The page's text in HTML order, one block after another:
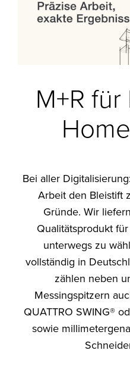
M+R
Bei aller
Arbeit den Bleistift
Gründe. Wir
Qualitätsprodukt
unterwegs zu
vollständig in
zählen neben
Messingspitzern
QUATTRO SWING®
sowie